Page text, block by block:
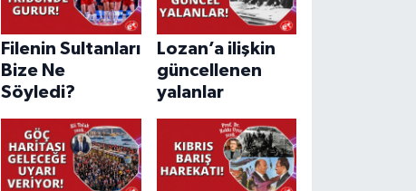
Filenin Sultanları
Bize Ne
Söyledi?
Lozan’a ilişkin
güncellenen
yalanlar